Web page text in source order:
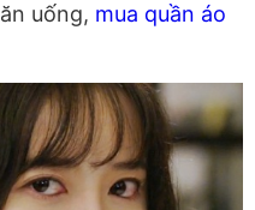
uống, mua quần áo